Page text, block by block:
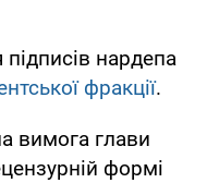
нардепа
фракції.
вимога глави
формі